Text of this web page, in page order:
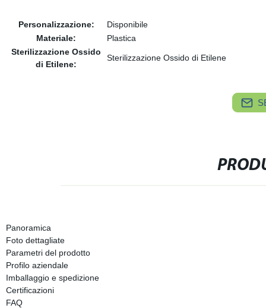
Personalizzazione:
Disponibile
Materiale:
Plastica
Sterilizzazione Ossido
di Etilene:
Sterilizzazione Ossido di Etilene
Panoramica
Foto dettagliate
Parametri del prodotto
Profilo aziendale
Imballaggio e spedizione
Certificazioni
FAQ